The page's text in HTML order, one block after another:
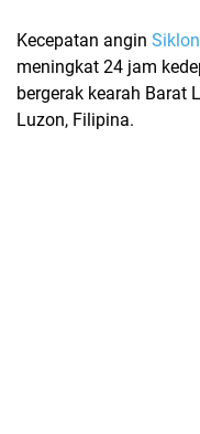
Kecepatan angin
meningkat 24 jam
bergerak kearah Barat
Luzon, Filipina.